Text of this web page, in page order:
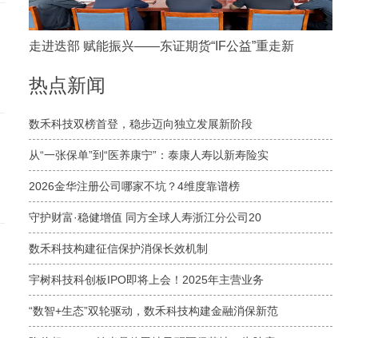
走进迭部 赋能振兴——东证期货“IF公益”重走新
热点新闻
数禾科技双榜首登，稳步迈向独立发展新阶段
从“一张保单”到“医养康宁”：泰康人寿以新寿险实
2026金华注册公司哪家不坑？4维度靠谱榜
守护财富·稳健增值 同方全球人寿浙江分公司20
数禾科技构建征信保护消保长效机制
宇树科技科创板IPO即将上会！2025年主营业务
“数智+生态”双轮驱动，数禾科技构建金融消保新范